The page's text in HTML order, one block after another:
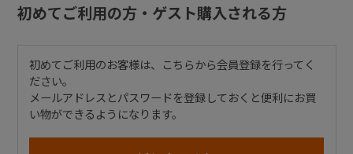
初めてご利用の方・ゲスト購入される方
初めてご利用のお客様は、こちらから会員登録を行ってく
ださい。
メールアドレスとパスワードを登録しておくと便利にお買
い物ができるようになります。